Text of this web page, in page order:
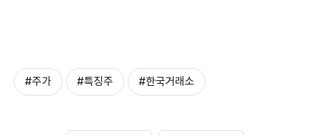
#주가 #특징주 #한국거래소